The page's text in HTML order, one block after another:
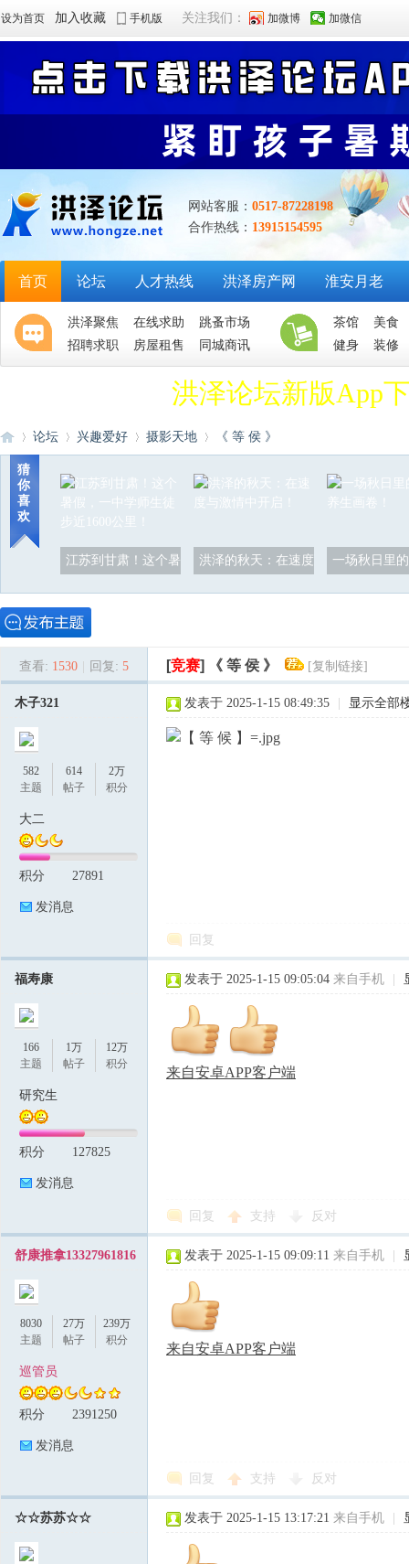
设为首页 加入收藏 手机版 关注我们： 加微博 加微信
网站客服： 0517-87228198
合作热线： 13915154595
首页 论坛 人才热线 洪泽房产网 淮安月老
洪泽聚焦 在线求助
跳蚤市场
招聘求职
房屋租售 同城商讯
茶馆
美食
健身
装修
洪泽论坛新版App
»
论坛 兴趣爱好 摄影天地 《 等 侯 》
猜
你
喜
欢
江苏到甘肃！这个暑 洪泽的秋天：在速度 一场秋日里
查看: 1530 回复: 5 [竞赛] 《 等 侯 》 [复制链接]
木子321
582
主题
614
帖子
2万
积分
大二
积分 27891
发消息
发表于 2025-1-15 08:49:35 显示全部
回复
福寿康
166
主题
1万
帖子
12万
积分
研究生
积分 127825
发消息
发表于 2025-1-15 09:05:04 来自手机
来自安卓APP客户端
回复 支持 反对
舒康推拿13327961816
8030
主题
27万
帖子
239万
积分
巡管员
积分 2391250
发消息
发表于 2025-1-15 09:09:11 来自手机
来自安卓APP客户端
回复 支持 反对
☆☆苏苏☆☆ 发表于 2025-1-15 13:17:21 来自手机